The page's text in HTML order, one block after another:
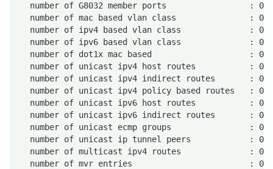
number of G8032 member ports                 : 0/
number of mac based vlan class               : 0/
number of ipv4 based vlan class              : 0/
   number of ipv6 based vlan class              : 0/0
number of dot1x mac based                    : 0/
number of unicast ipv4 host routes           : 0/
number of unicast ipv4 indirect routes       : 0/
number of unicast ipv4 policy based routes   : 0/
   number of unicast ipv6 host routes           : 0/0
   number of unicast ipv6 indirect routes       : 0/0
number of unicast ecmp groups                : 0/
   number of unicast ip tunnel peers            : 0/8
number of multicast ipv4 routes              : 0/
number of mvr entries                        : 0/